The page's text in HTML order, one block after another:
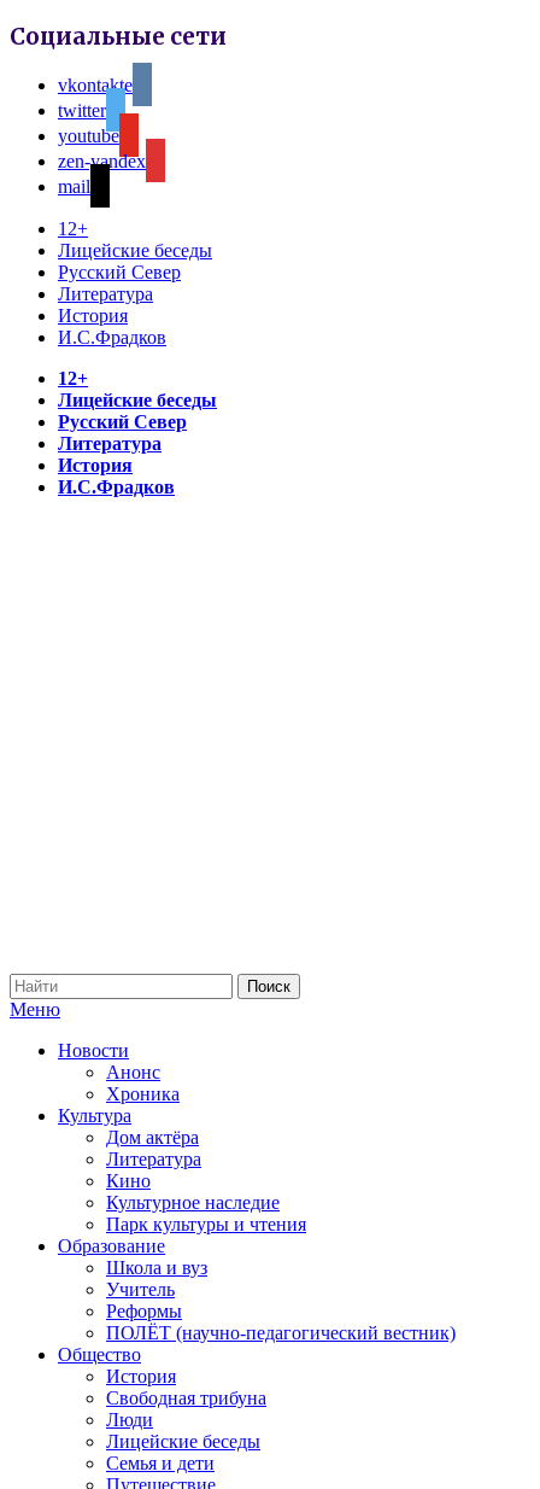
Социальные сети
vkontakte
twitter
youtube
zen-yandex
mail
12+
Лицейские беседы
Русский Север
Литература
История
И.С.Фрадков
12+
Лицейские беседы
Русский Север
Литература
История
И.С.Фрадков
Меню
Новости
Анонс
Хроника
Культура
Дом актёра
Литература
Кино
Культурное наследие
Парк культуры и чтения
Образование
Школа и вуз
Учитель
Реформы
ПОЛЁТ (научно-педагогический вестник)
Общество
История
Свободная трибуна
Люди
Лицейские беседы
Семья и дети